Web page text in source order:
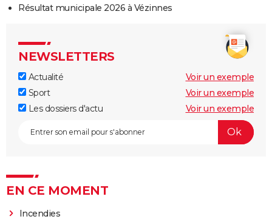
Résultat municipale 2026 à Vézinnes
NEWSLETTERS
Actualité
Voir un exemple
Sport
Voir un exemple
Les dossiers d'actu
Voir un exemple
EN CE MOMENT
Incendies